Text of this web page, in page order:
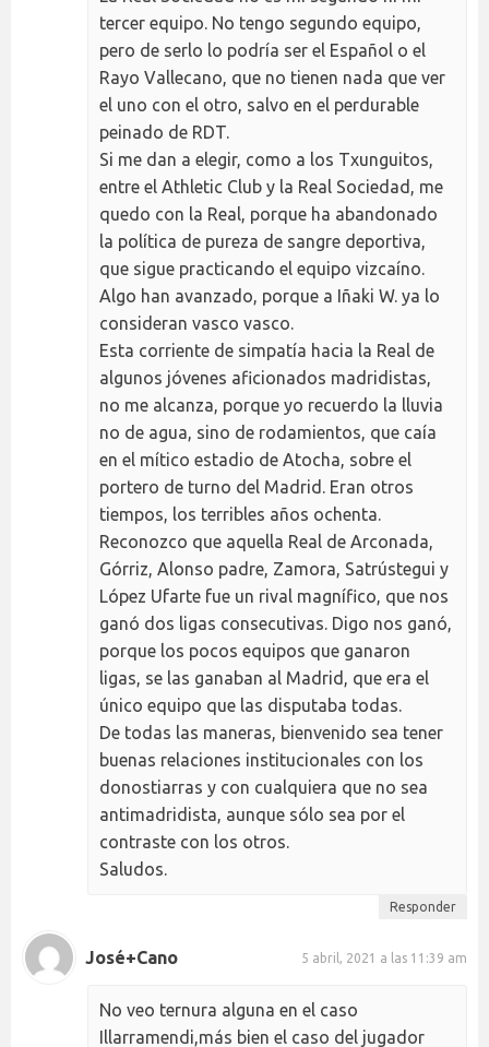
tercer equipo. No tengo segundo equipo,
pero de serlo lo podría ser el Español o el
Rayo Vallecano, que no tienen nada que ver
el uno con el otro, salvo en el perdurable
peinado de RDT.
Si me dan a elegir, como a los Txunguitos,
entre el Athletic Club y la Real Sociedad, me
quedo con la Real, porque ha abandonado
la política de pureza de sangre deportiva,
que sigue practicando el equipo vizcaíno.
Algo han avanzado, porque a Iñaki W. ya lo
consideran vasco vasco.
Esta corriente de simpatía hacia la Real de
algunos jóvenes aficionados madridistas,
no me alcanza, porque yo recuerdo la lluvia
no de agua, sino de rodamientos, que caía
en el mítico estadio de Atocha, sobre el
portero de turno del Madrid. Eran otros
tiempos, los terribles años ochenta.
Reconozco que aquella Real de Arconada,
Górriz, Alonso padre, Zamora, Satrústegui y
López Ufarte fue un rival magnífico, que nos
ganó dos ligas consecutivas. Digo nos ganó,
porque los pocos equipos que ganaron
ligas, se las ganaban al Madrid, que era el
único equipo que las disputaba todas.
De todas las maneras, bienvenido sea tener
buenas relaciones institucionales con los
donostiarras y con cualquiera que no sea
antimadridista, aunque sólo sea por el
contraste con los otros.
Saludos.
Responder
José+Cano 5 abril, 2021 a las 11:39 am
No veo ternura alguna en el caso
Illarramendi,más bien el caso del jugador